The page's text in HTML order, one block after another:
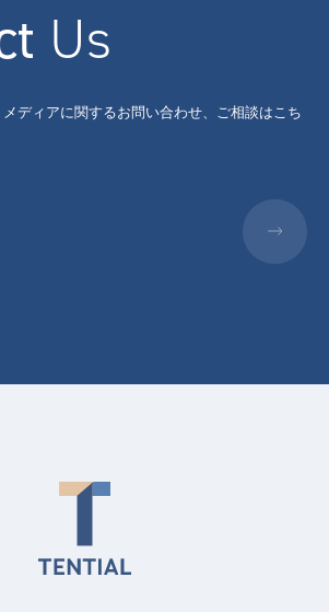
Us
ディアに関するお問い合わせ、ご相談はこち